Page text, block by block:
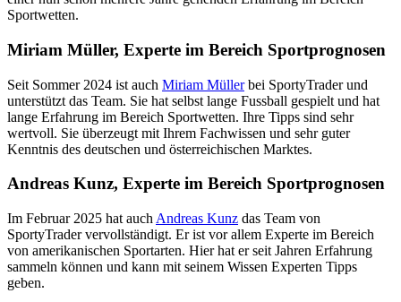
Sportwetten.
Miriam Müller, Experte im Bereich Sportprognosen
Seit Sommer 2024 ist auch Miriam Müllerbei SportyTrader und
unterstützt das Team. Sie hat selbst lange Fussball gespielt und hat
lange Erfahrung im Bereich Sportwetten. Ihre Tipps sind sehr
wertvoll. Sie überzeugt mit Ihrem Fachwissen und sehr guter
Kenntnis des deutschen und österreichischen Marktes.
Andreas Kunz, Experte im Bereich Sportprognosen
Im Februar 2025 hat auch Andreas Kunz das Team von
SportyTrader vervollständigt. Er ist vor allem Experte im Bereich
von amerikanischen Sportarten. Hier hat er seit Jahren Erfahrung
sammeln können und kann mit seinem Wissen Experten Tipps
geben.